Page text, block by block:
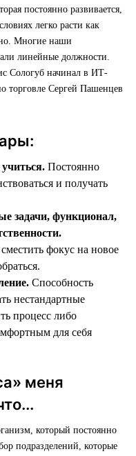
постоянно развивается,
легко расти как
Многие наши
линейные должности.
Сологуб начинал в ИТ-
торговле Сергей Пашенцев
Постоянно
и получать
задачи, функционал,
фокус на новое
Способность
нестандартные
процесс либо
для себя
меня
который постоянно
подразделений, которые